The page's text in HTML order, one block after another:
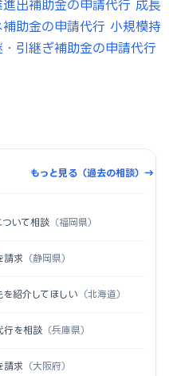
出補助金の申請代行 成長
補助金の申請代行 小規模持
引継ぎ補助金の申請代行
もっと見る（過去の相談）→
ついて相談 （福岡県）
請求 （静岡県）
紹介してほしい （北海道）
行を相談 （兵庫県）
請求 （大阪府）